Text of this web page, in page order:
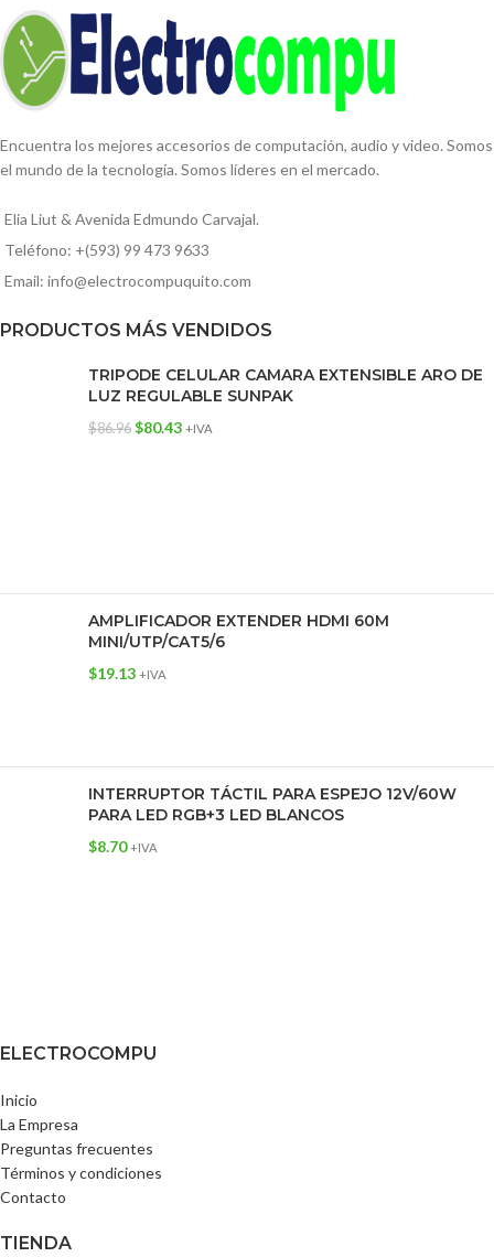
Encuentra los mejores accesorios de computación, audio y video. Somos
el mundo de la tecnología. Somos líderes en el mercado.
Elia Liut & Avenida Edmundo Carvajal.
Teléfono: +(593) 99 473 9633
Email: info@electrocompuquito.com
PRODUCTOS MÁS VENDIDOS
TRIPODE CELULAR CAMARA EXTENSIBLE ARO DE
LUZ REGULABLE SUNPAK
$86.96 $80.43 +IVA
AMPLIFICADOR EXTENDER HDMI 60M
MINI/UTP/CAT5/6
$19.13 +IVA
INTERRUPTOR TÁCTIL PARA ESPEJO 12V/60W
PARA LED RGB+3 LED BLANCOS
$8.70 +IVA
ELECTROCOMPU
Inicio
La Empresa
Preguntas frecuentes
Términos y condiciones
Contacto
TIENDA